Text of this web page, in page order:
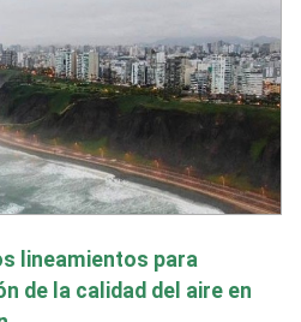
lineamientos para
de la calidad del aire en